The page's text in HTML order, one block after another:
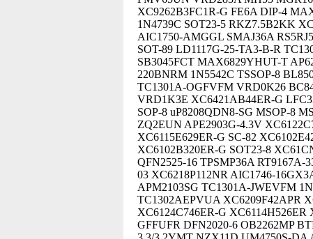
XC9262B3FC1R-G FE6A DIP-4
1N4739C SOT23-5 RKZ7.5B2KK
AIC1750-AMGGL SMAJ36A
SOT-89 LD1117G-25-TA3-B-R
SB3045FCT MAX6829YHUT-T
220BNRM 1N5542C TSSOP-8
TC1301A-OGFVFM VRD0K26
VRD1K3E XC6421AB44ER-G
SOP-8 uP8208QDN8-SG MSOP-8
ZQ2EUN APE2903G-4.3V
XC6115E629ER-G SC-82
XC6102B320ER-G SOT23-8
QFN2525-16 TPSMP36A RT9167A-
03 XC6218P112NR AIC1746-
APM2103SG TC1301A-JWEVFM
TC1302AEPVUA XC6209F42APR
XC6124C746ER-G
GFFUFR DFN2020-6 OB2262MP